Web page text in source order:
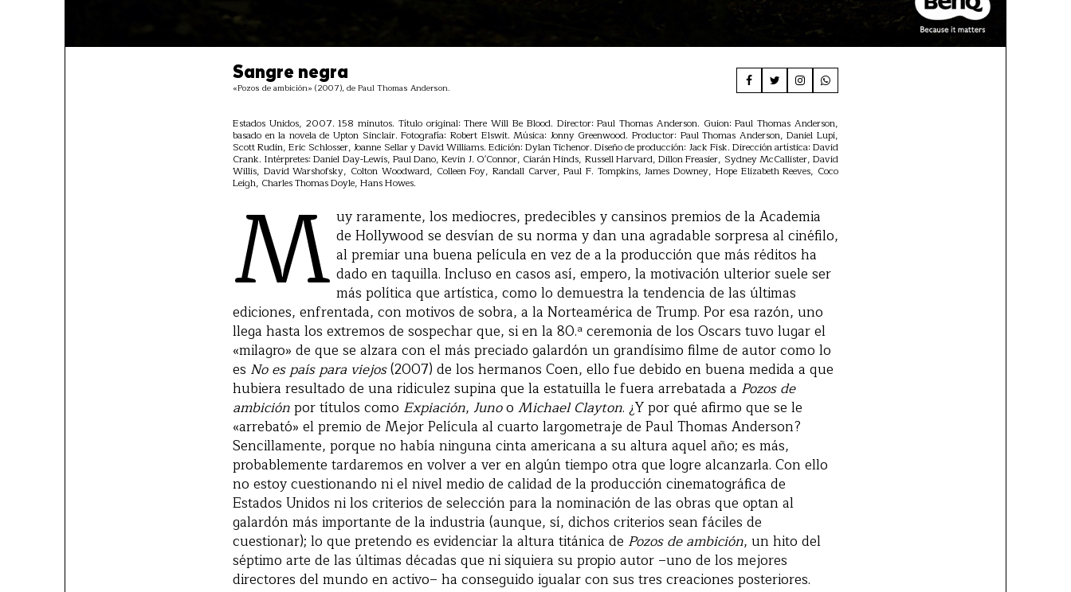
Sangre negra
«Pozos de ambición» (2007), de Paul Thomas Anderson.
Estados Unidos, 2007. 158 minutos. Título original: There Will Be Blood. Director: Paul Thomas Anderson. Guion: Paul Thomas Anderson,
basado en la novela de Upton Sinclair. Fotografía: Robert Elswit. Música: Jonny Greenwood. Productor: Paul Thomas Anderson, Daniel Lupi,
Scott Rudin, Eric Schlosser, Joanne Sellar y David Williams. Edición: Dylan Tichenor. Diseño de producción: Jack Fisk. Dirección artística: David
Crank. Intérpretes: Daniel Day-Lewis, Paul Dano, Kevin J. O'Connor, Ciarán Hinds, Russell Harvard, Dillon Freasier, Sydney McCallister, David
Willis, David Warshofsky, Colton Woodward, Colleen Foy, Randall Carver, Paul F. Tompkins, James Downey, Hope Elizabeth Reeves, Coco
Leigh, Charles Thomas Doyle, Hans Howes.
M uy raramente, los mediocres, predecibles y cansinos premios de la Academia
de Hollywood se desvían de su norma y dan una agradable sorpresa al cinéfilo,
al premiar una buena película en vez de a la producción que más réditos ha
dado en taquilla. Incluso en casos así, empero, la motivación ulterior suele ser
más política que artística, como lo demuestra la tendencia de las últimas
ediciones, enfrentada, con motivos de sobra, a la Norteamérica de Trump. Por esa razón, uno
llega hasta los extremos de sospechar que, si en la 80.ª ceremonia de los Oscars tuvo lugar el
«milagro» de que se alzara con el más preciado galardón un grandísimo filme de autor como lo
es No es país para viejos(2007) de los hermanos Coen, ello fue debido en buena medida a que
hubiera resultado de una ridiculez supina que la estatuilla le fuera arrebatada a Pozos de
ambiciónpor títulos como Expiación, Junoo Michael Clayton. ¿Y por qué afirmo que se le
«arrebató» el premio de Mejor Película al cuarto largometraje de Paul Thomas Anderson?
Sencillamente, porque no había ninguna cinta americana a su altura aquel año; es más,
probablemente tardaremos en volver a ver en algún tiempo otra que logre alcanzarla. Con ello
no estoy cuestionando ni el nivel medio de calidad de la producción cinematográfica de
Estados Unidos ni los criterios de selección para la nominación de las obras que optan al
galardón más importante de la industria (aunque, sí, dichos criterios sean fáciles de
cuestionar); lo que pretendo es evidenciar la altura titánica de Pozos de ambición, un hito del
séptimo arte de las últimas décadas que ni siquiera su propio autor –uno de los mejores
directores del mundo en activo– ha conseguido igualar con sus tres creaciones posteriores.